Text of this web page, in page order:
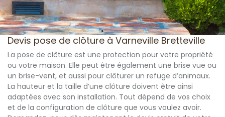
Devis pose de clôture à Varneville Bretteville
La pose de clôture est une protection pour votre propriété
ou votre maison. Elle peut être également une brise vue ou
un brise-vent, et aussi pour clôturer un refuge d’animaux.
La hauteur et la taille d’une clôture doivent être ainsi
adaptées avec son installation. Tout dépend de vos choix
et de la configuration de clôture que vous voulez avoir.